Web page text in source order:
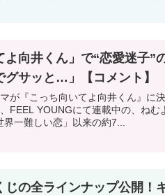
向井くん」で“恋愛迷子”
サッと…」【コメント】
が『こっち向いてよ向井くん』に
FEEL YOUNGにて連載中の、ねむ
一難しい恋」以来の約7...
の全ラインナップ公開！